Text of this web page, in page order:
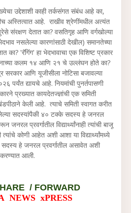
उद्देशाशी काही तर्कसंगत संबंध आहे का,
अस्तित्वात आहे. राखीव श्रेणींमधील अत्यंत
संरक्षण देतात का? वसतिगृह आणि वर्गखोल्या
नसलेल्या कारणांसाठी देखील) समानतेच्या
'रॅगिंग' हा भेदभावाचा एक विशिष्ट प्रकार
कलम १४ आणि २१ चे उल्लंघन होते का?
सरकार आणि यूजीसीला नोटिसा बजावल्या
पर्यंत द्यायचे आहे. नियमांची पुनर्तपासणी
प्रख्यात कायदेतज्ज्ञांची एक समिती
केली आहे. त्याचे समिती स्वागत करीत
सदस्यांपैकी ४० टक्के सदस्य हे जनरल
प्रवर्गातील विद्यार्थ्यांनाही त्यांची बाजू
कोणी आहेत अशी आशा या विद्यार्थ्यांमध्ये
सदस्य हे जनरल प्रवर्गातील असावेत अशी
करण्यात आली.
/ FORWARD
NEWS xPRESS